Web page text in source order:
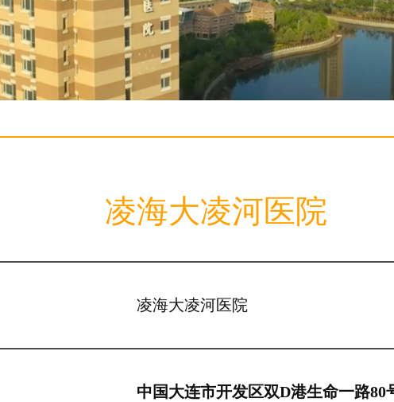
凌海大凌河医院
凌海大凌河医院
中国大连市开发区双D港生命一路80